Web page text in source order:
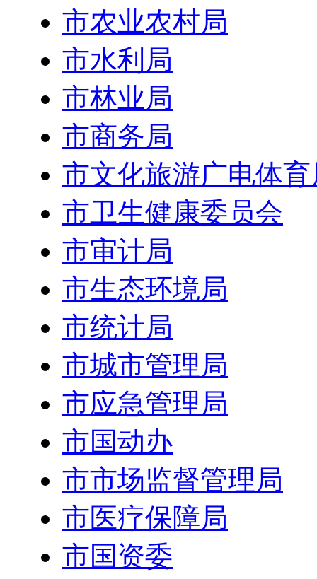
市农业农村局
市水利局
市林业局
市商务局
市文化旅游广电体育
市卫生健康委员会
市审计局
市生态环境局
市统计局
市城市管理局
市应急管理局
市国动办
市市场监督管理局
市医疗保障局
市国资委